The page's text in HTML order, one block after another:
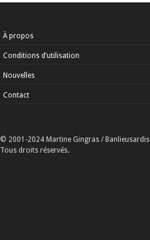
À propos
Conditions d’utilisation
Nouvelles
Contact
© 2001-2024 Martine Gingras /
Tous droits réservés.